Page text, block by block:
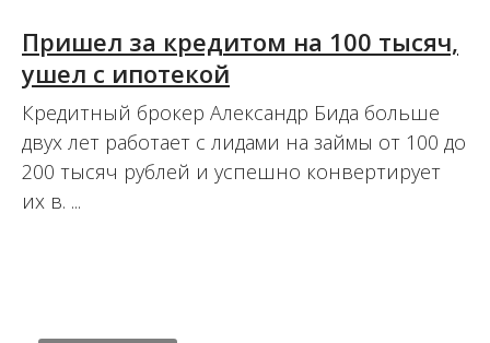
Пришел за кредитом на 100 тысяч,
ушел с ипотекой
Кредитный брокер Александр Бида больше
двух лет работает с лидами на займы от 100 до
200 тысяч рублей и успешно конвертирует
их в. ...